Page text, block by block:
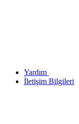
Yardım
İletişim Bilgileri